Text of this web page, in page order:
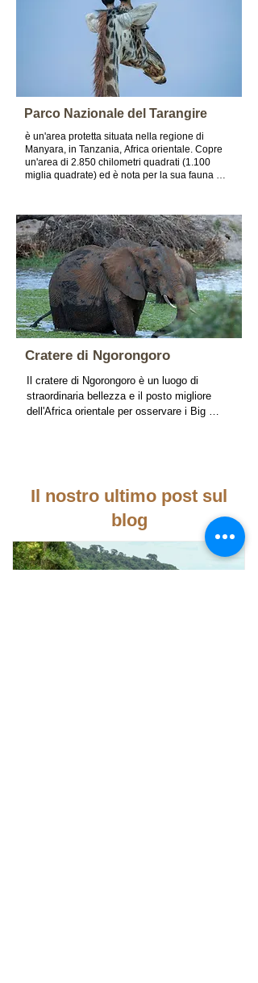
Parco Nazionale del Tarangire
è un'area protetta situata nella regione di
Manyara, in Tanzania, Africa orientale. Copre
un'area di 2.850 chilometri quadrati (1.100
miglia quadrate) ed è nota per la sua fauna
Cratere di Ngorongoro
Il cratere di Ngorongoro è un luogo di
straordinaria bellezza e il posto migliore
dell'Africa orientale per osservare i Big
Il nostro ultimo post sul
blog